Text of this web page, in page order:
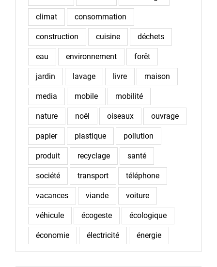
climat consommation
construction cuisine déchets
eau environnement forêt
jardin lavage livre maison
media mobile mobilité
nature noël oiseaux ouvrage
papier plastique pollution
produit recyclage santé
société transport téléphone
vacances viande voiture
véhicule écogeste écologique
économie électricité énergie